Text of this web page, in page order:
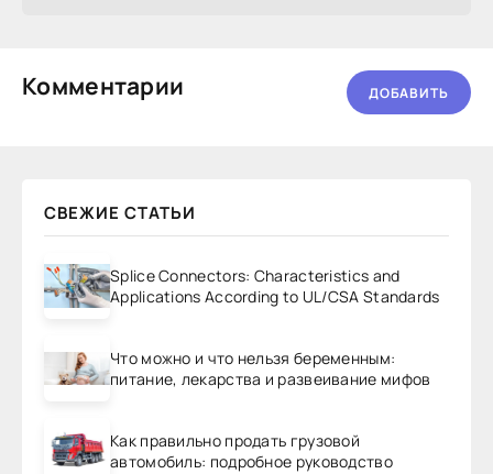
Комментарии ДОБАВИТЬ
СВЕЖИЕ СТАТЬИ
Splice Connectors: Characteristics and
Applications According to UL/CSA Standards
Что можно и что нельзя беременным:
питание, лекарства и развеивание мифов
Как правильно продать грузовой
автомобиль: подробное руководство